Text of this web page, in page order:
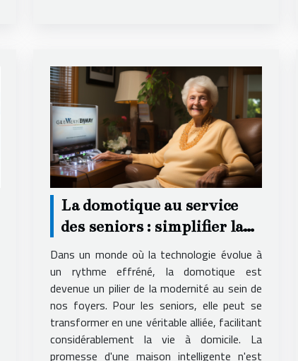
La domotique au service
des seniors : simplifier la
vie à domicile
Dans un monde où la technologie évolue à
un rythme effréné, la domotique est
devenue un pilier de la modernité au sein de
nos foyers. Pour les seniors, elle peut se
transformer en une véritable alliée, facilitant
considérablement la vie à domicile. La
promesse d'une maison intelligente n'est